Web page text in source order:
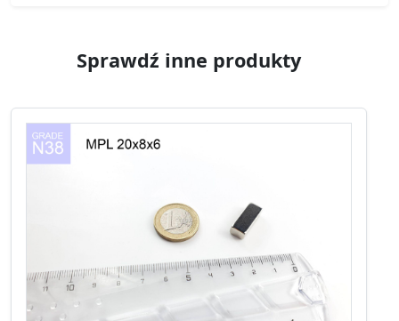
Sprawdź inne produkty